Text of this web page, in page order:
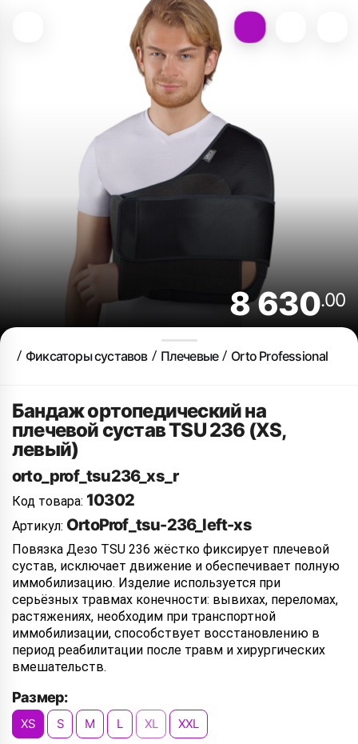
8 630.00
Фиксаторы суставов Плечевые Orto Professional
Бандаж ортопедический на
плечевой сустав TSU 236 (XS,
левый)
orto_prof_tsu236_xs_r
Код товара: 10302
Артикул: OrtoProf_tsu-236_left-xs
Повязка Дезо TSU 236 жёстко фиксирует плечевой
сустав, исключает движение и обеспечивает полную
иммобилизацию. Изделие используется при
серьёзных травмах конечности: вывихах, переломах,
растяжениях, необходим при транспортной
иммобилизации, способствует восстановлению в
период реабилитации после травм и хирургических
вмешательств.
Размер:
XS S M L XL XXL